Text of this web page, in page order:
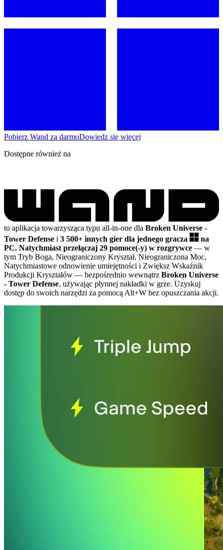
Pobierz Wand za darmoDowiedz się więcej
Dostępne również na
to aplikacja towarzysząca typu all-in-one dla Broken Universe -
Tower Defense i 3 500+ innych gier dla jednego gracza
na
PC. Natychmiast przełączaj 29 pomoce(-y) w rozgrywce — w
tym Tryb Boga, Nieograniczony Kryształ, Nieograniczona Moc,
Natychmiastowe odnowienie umiejętności i Zwiększ Wskaźnik
Produkcji Kryształów — bezpośrednio wewnątrz Broken Universe
- Tower Defense, używając płynnej nakładki w grze. Uzyskuj
dostęp do swoich narzędzi za pomocą Alt+W bez opuszczania akcji.